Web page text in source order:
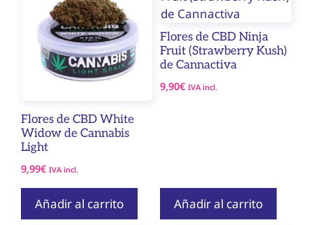
la
de
producto
Flores de CBD White
Widow de Cannabis
Light
9,99€ IVA incl.
Añadir al carrito
Flores de CBD Ninja
Fruit (Strawberry Kush)
de Cannactiva
9,90€ IVA incl.
Añadir al carrito